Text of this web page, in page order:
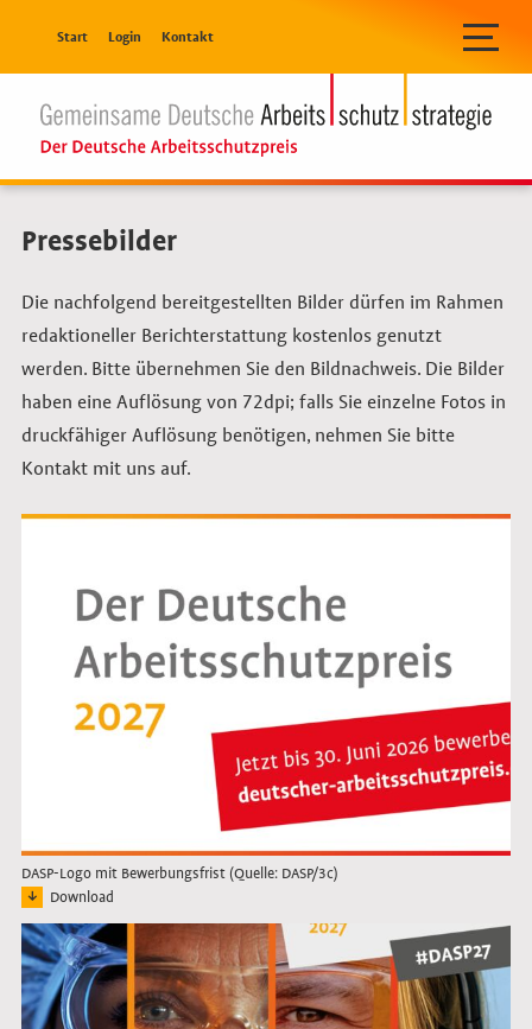
Navigation überspringen
Start Login Kontakt
Pressebilder
Die nachfolgend bereitgestellten Bilder dürfen im Rahmen
redaktioneller Berichterstattung kostenlos genutzt
werden. Bitte übernehmen Sie den Bildnachweis. Die Bilder
haben eine Auflösung von 72dpi; falls Sie einzelne Fotos in
druckfähiger Auflösung benötigen, nehmen Sie bitte
Kontakt mit uns auf.
Link öffnet das Bild in Lightbox
DASP-Logo mit Bewerbungsfrist (Quelle: DASP/3c)
Download
Link öffnet das Bild in Lightbox